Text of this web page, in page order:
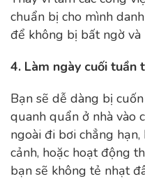
chuẩn bị cho mình
để không bị bất ngờ và
4. Làm ngày cuối tuần
Bạn sẽ dễ dàng bị
quanh quẩn ở nhà vào
ngoài đi bơi chẳng
cảnh, hoặc hoạt động
bạn sẽ không tẻ nhạt